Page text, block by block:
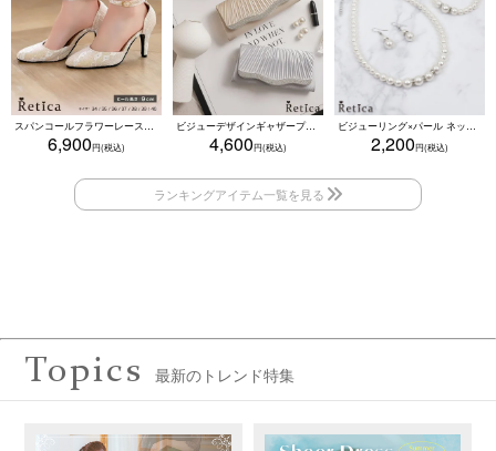
スパンコールフラワーレースアンクルストラップハイヒールセパレートパンプス (ベージュ)
6,900
ビジューデザインギャザープリーツ入り2wayバッグ(ベージュ/シルバー/ブラック)
4,600
ビジューリング×パール ネックレス・ブレスレット・ピアス 3点セット（ホワイト）
2,200
Topics 最新のトレンド特集